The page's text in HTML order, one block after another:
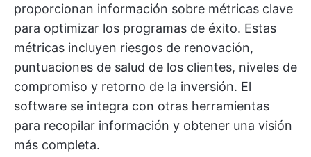
proporcionan información sobre métricas clave
para optimizar los programas de éxito. Estas
métricas incluyen riesgos de renovación,
puntuaciones de salud de los clientes, niveles de
compromiso y retorno de la inversión. El
software se integra con otras herramientas
para recopilar información y obtener una visión
más completa.